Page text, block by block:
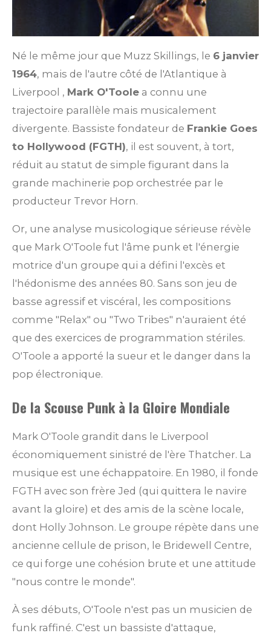
Né le même jour que Muzz Skillings, le 6 janvier
1964, mais de l'autre côté de l'Atlantique à
Liverpool , Mark O'Toole a connu une
trajectoire parallèle mais musicalement
divergente. Bassiste fondateur de Frankie Goes
to Hollywood (FGTH), il est souvent, à tort,
réduit au statut de simple figurant dans la
grande machinerie pop orchestrée par le
producteur Trevor Horn.
Or, une analyse musicologique sérieuse révèle
que Mark O'Toole fut l'âme punk et l'énergie
motrice d'un groupe qui a défini l'excès et
l'hédonisme des années 80. Sans son jeu de
basse agressif et viscéral, les compositions
comme "Relax" ou "Two Tribes" n'auraient été
que des exercices de programmation stériles.
O'Toole a apporté la sueur et le danger dans la
pop électronique.
De la Scouse Punk à la Gloire Mondiale
Mark O'Toole grandit dans le Liverpool
économiquement sinistré de l'ère Thatcher. La
musique est une échappatoire. En 1980, il fonde
FGTH avec son frère Jed (qui quittera le navire
avant la gloire) et des amis de la scène locale,
dont Holly Johnson. Le groupe répète dans une
ancienne cellule de prison, le Bridewell Centre,
ce qui forge une cohésion brute et une attitude
"nous contre le monde".
À ses débuts, O'Toole n'est pas un musicien de
funk raffiné. C'est un bassiste d'attaque,